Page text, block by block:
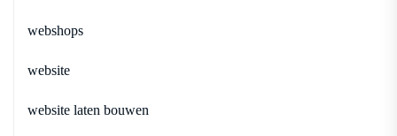
webshops
website
website laten bouwen